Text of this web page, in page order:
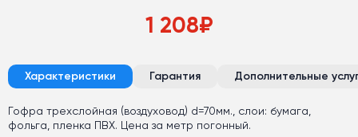
1 208₽
Характеристики Гарантия Дополнительные
Гофра трехслойная (воздуховод) d=70мм., слои: бумага,
фольга, пленка ПВХ. Цена за метр погонный.